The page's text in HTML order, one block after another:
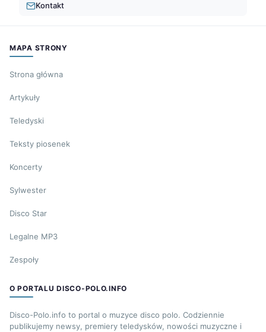
Kontakt
MAPA STRONY
Strona główna
Artykuły
Teledyski
Teksty piosenek
Koncerty
Sylwester
Disco Star
Legalne MP3
Zespoły
O PORTALU DISCO-POLO.INFO
Disco-Polo.info to portal o muzyce disco polo. Codziennie
publikujemy newsy, premiery teledysków, nowości muzyczne i